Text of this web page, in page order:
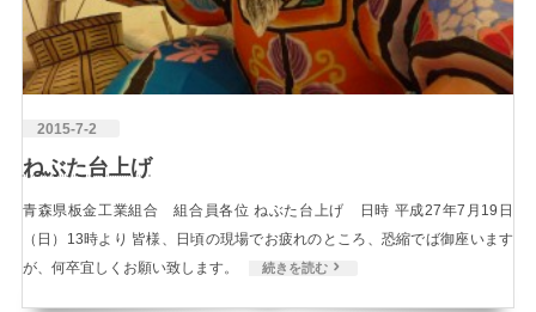
2015-7-2
ねぶた台上げ
青森県板金工業組合 組合員各位 ねぶた台上げ 日時 平成27年7月19日
（日）13時より 皆様、日頃の現場でお疲れのところ、恐縮でば御座います
が、何卒宜しくお願い致します。
続きを読む